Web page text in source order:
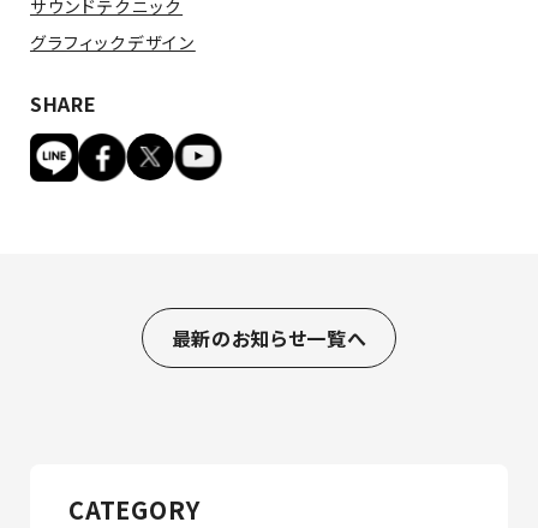
サウンドテクニック
グラフィックデザイン
SHARE
最新のお知らせ一覧へ
CATEGORY